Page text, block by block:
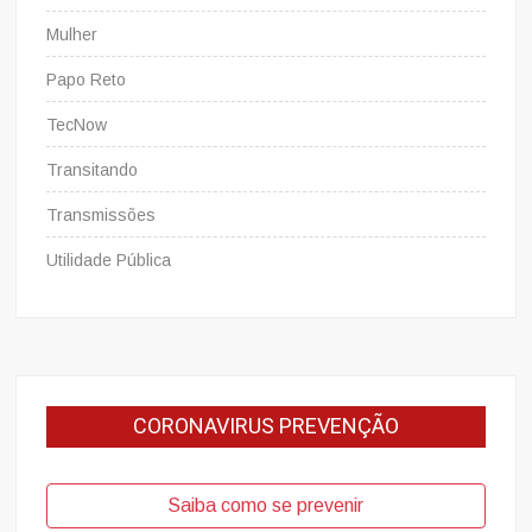
Mulher
Papo Reto
TecNow
Transitando
Transmissões
Utilidade Pública
CORONAVIRUS PREVENÇÃO
Saiba como se prevenir